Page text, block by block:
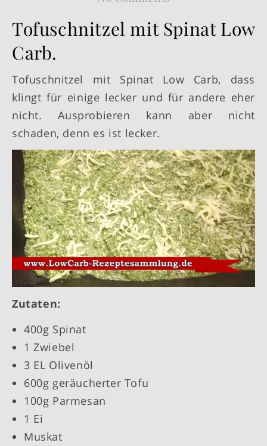
Tofuschnitzel mit Spinat Low
Carb.
Tofuschnitzel mit Spinat Low Carb, dass
klingt für einige lecker und für andere eher
nicht. Ausprobieren kann aber nicht
schaden, denn es ist lecker.
Zutaten:
400g Spinat
1 Zwiebel
3 EL Olivenöl
600g geräucherter Tofu
100g Parmesan
1 Ei
Muskat